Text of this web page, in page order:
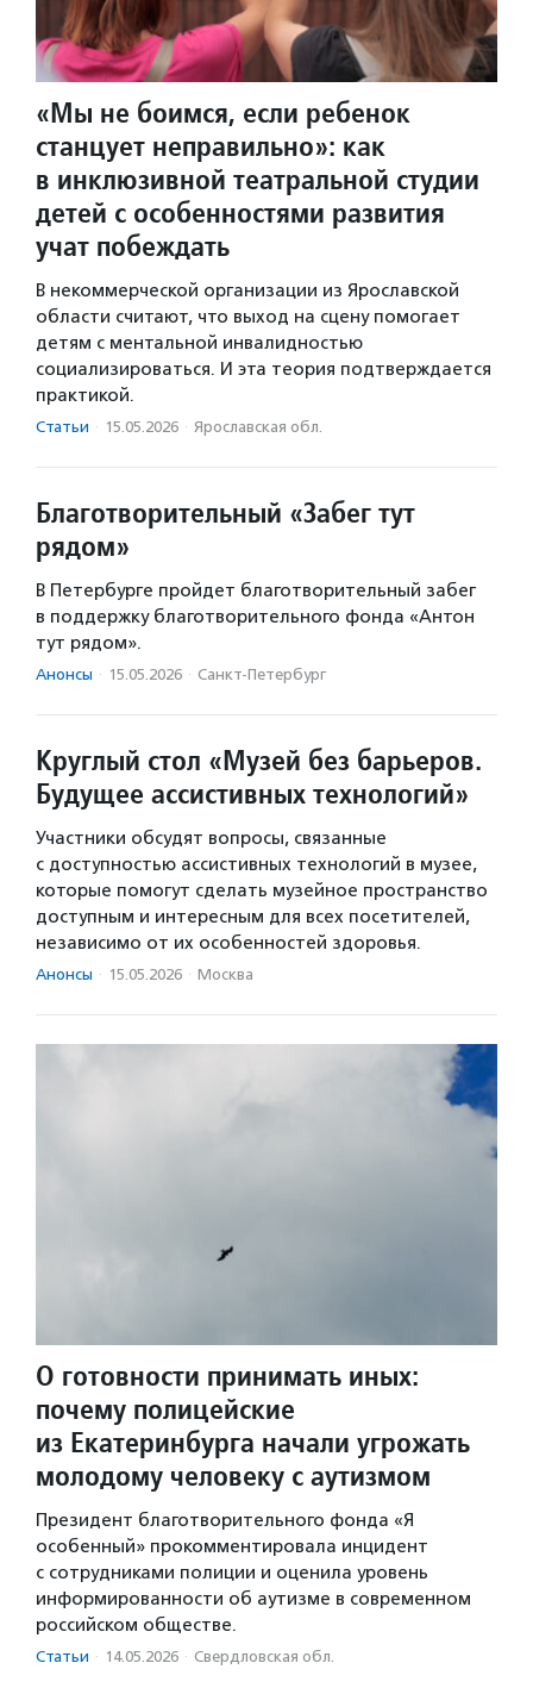
«Мы не боимся, если ребенок
станцует неправильно»: как
в инклюзивной театральной студии
детей с особенностями развития
учат побеждать
В некоммерческой организации из Ярославской
области считают, что выход на сцену помогает
детям с ментальной инвалидностью
социализироваться. И эта теория подтверждается
практикой.
Статьи · 15.05.2026 · Ярославская обл.
Благотворительный «Забег тут
рядом»
В Петербурге пройдет благотворительный забег
в поддержку благотворительного фонда «Антон
тут рядом».
Анонсы · 15.05.2026 · Санкт-Петербург
Круглый стол «Музей без барьеров.
Будущее ассистивных технологий»
Участники обсудят вопросы, связанные
с доступностью ассистивных технологий в музее,
которые помогут сделать музейное пространство
доступным и интересным для всех посетителей,
независимо от их особенностей здоровья.
Анонсы · 15.05.2026 · Москва
О готовности принимать иных:
почему полицейские
из Екатеринбурга начали угрожать
молодому человеку с аутизмом
Президент благотворительного фонда «Я
особенный» прокомментировала инцидент
с сотрудниками полиции и оценила уровень
информированности об аутизме в современном
российском обществе.
Статьи · 14.05.2026 · Свердловская обл.